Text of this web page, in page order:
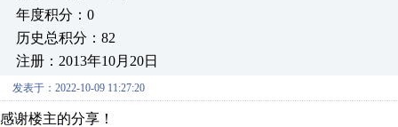
年度积分：0
历史总积分：82
注册：2013年10月20日
发表于：2022-10-09 11:27:20
感谢楼主的分享！